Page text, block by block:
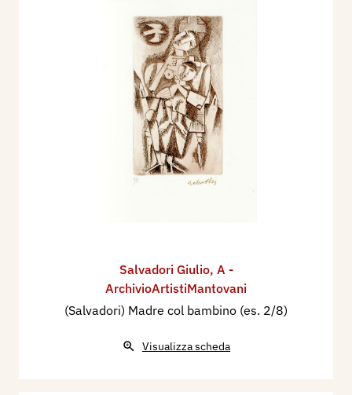
Salvadori Giulio, A -
ArchivioArtistiMantovani
(Salvadori) Madre col bambino (es. 2/8)
Visualizza scheda